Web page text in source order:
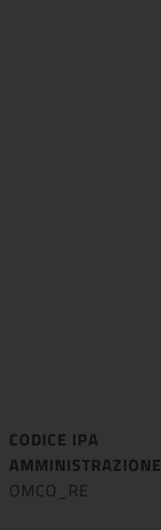
CODICE IPA
AMMINISTRAZIONE
OMCO_RE